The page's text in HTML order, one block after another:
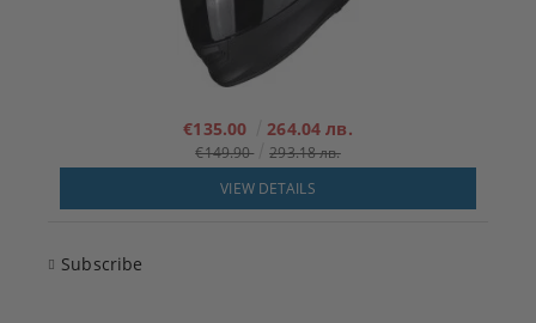
€135.00 264.04 лв.
€149.90
293.18 лв.
VIEW DETAILS
Subscribe